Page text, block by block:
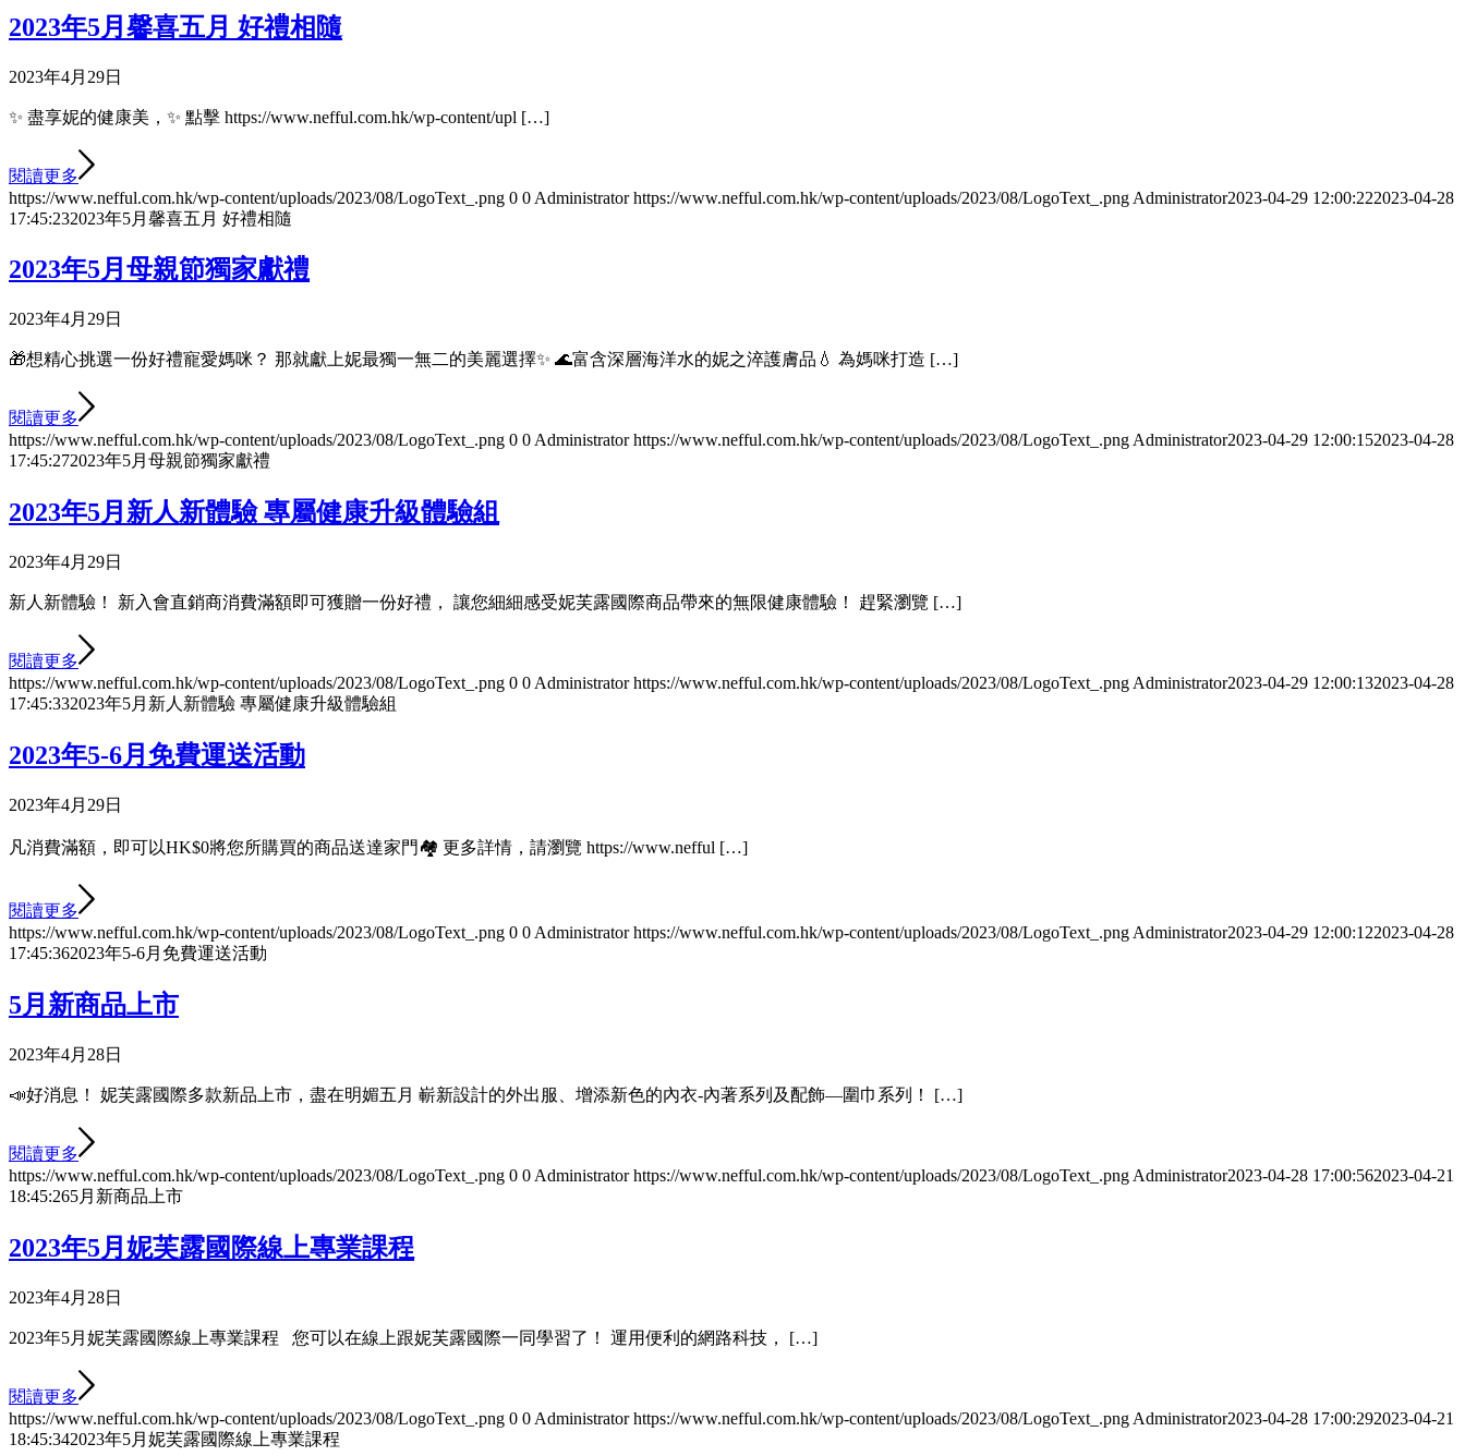
2023年5月馨喜五月 好禮相隨
2023年4月29日
✨ 盡享妮的健康美，✨ 點擊 https://www.nefful.com.hk/wp-content/upl […]
閱讀更多
https://www.nefful.com.hk/wp-content/uploads/2023/08/LogoText_.png 0 0 Administrator https://www.nefful.com.hk/wp-content/uploads/2023/08/LogoText_.png Administrator2023-04-29 12:00:222023-04-28
17:45:232023年5月馨喜五月 好禮相隨
2023年5月母親節獨家獻禮
2023年4月29日
🎁想精心挑選一份好禮寵愛媽咪？ 那就獻上妮最獨一無二的美麗選擇✨ 🌊富含深層海洋水的妮之淬護膚品💧 為媽咪打造 […]
閱讀更多
https://www.nefful.com.hk/wp-content/uploads/2023/08/LogoText_.png 0 0 Administrator https://www.nefful.com.hk/wp-content/uploads/2023/08/LogoText_.png Administrator2023-04-29 12:00:152023-04-28
17:45:272023年5月母親節獨家獻禮
2023年5月新人新體驗 專屬健康升級體驗組
2023年4月29日
新人新體驗！ 新入會直銷商消費滿額即可獲贈一份好禮， 讓您細細感受妮芙露國際商品帶來的無限健康體驗！ 趕緊瀏覽 […]
閱讀更多
https://www.nefful.com.hk/wp-content/uploads/2023/08/LogoText_.png 0 0 Administrator https://www.nefful.com.hk/wp-content/uploads/2023/08/LogoText_.png Administrator2023-04-29 12:00:132023-04-28
17:45:332023年5月新人新體驗 專屬健康升級體驗組
2023年5-6月免費運送活動
2023年4月29日
凡消費滿額，即可以HK$0將您所購買的商品送達家門🏘️ 更多詳情，請瀏覽 https://www.nefful […]
閱讀更多
https://www.nefful.com.hk/wp-content/uploads/2023/08/LogoText_.png 0 0 Administrator https://www.nefful.com.hk/wp-content/uploads/2023/08/LogoText_.png Administrator2023-04-29 12:00:122023-04-28
17:45:362023年5-6月免費運送活動
5月新商品上市
2023年4月28日
📣好消息！ 妮芙露國際多款新品上市，盡在明媚五月 嶄新設計的外出服、增添新色的內衣-內著系列及配飾—圍巾系列！ […]
閱讀更多
https://www.nefful.com.hk/wp-content/uploads/2023/08/LogoText_.png 0 0 Administrator https://www.nefful.com.hk/wp-content/uploads/2023/08/LogoText_.png Administrator2023-04-28 17:00:562023-04-21
18:45:265月新商品上市
2023年5月妮芙露國際線上專業課程
2023年4月28日
2023年5月妮芙露國際線上專業課程 您可以在線上跟妮芙露國際一同學習了！ 運用便利的網路科技， […]
閱讀更多
https://www.nefful.com.hk/wp-content/uploads/2023/08/LogoText_.png 0 0 Administrator https://www.nefful.com.hk/wp-content/uploads/2023/08/LogoText_.png Administrator2023-04-28 17:00:292023-04-21
18:45:342023年5月妮芙露國際線上專業課程